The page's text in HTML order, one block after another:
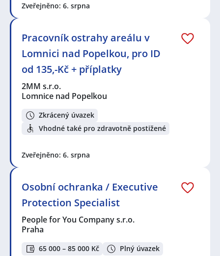
Zveřejněno: 6. srpna
Pracovník ostrahy areálu v
Lomnici nad Popelkou, pro ID
od 135,-Kč + příplatky
2MM s.r.o.
Lomnice nad Popelkou
Zkrácený úvazek
Vhodné také pro zdravotně postižené
Zveřejněno: 6. srpna
Osobní ochranka / Executive
Protection Specialist
People for You Company s.r.o.
Praha
65 000 – 85 000 Kč Plný úvazek